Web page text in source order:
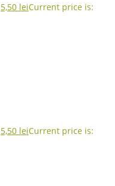
5,50 leiCurrent price is:
5,50 leiCurrent price is: